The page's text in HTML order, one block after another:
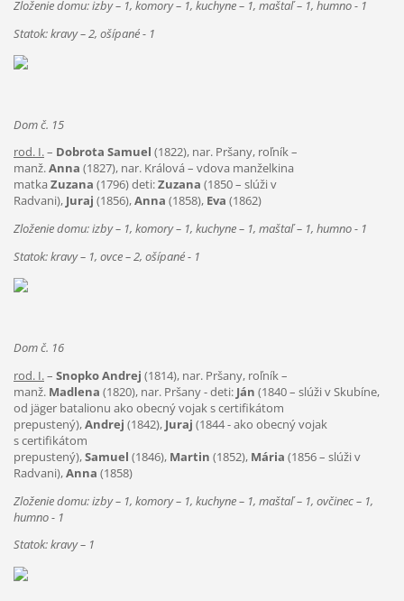
Zloženie domu: izby – 1, komory – 1, kuchyne – 1, maštaľ – 1, humno - 1
Statok: kravy – 2, ošípané - 1
Dom č. 15
rod. I.– Dobrota Samuel (1822), nar. Pršany, roľník –
manž.Anna (1827), nar. Králová – vdova manželkina
matka Zuzana (1796) deti:Zuzana (1850 – slúži v
Radvani), Juraj (1856),Anna (1858), Eva (1862)
Zloženie domu: izby – 1, komory – 1, kuchyne – 1, maštaľ – 1, humno - 1
Statok: kravy – 1, ovce – 2, ošípané - 1
Dom č. 16
rod. I.– Snopko Andrej (1814), nar. Pršany, roľník –
manž. Madlena (1820), nar. Pršany - deti: Ján (1840 – slúži v Skubíne,
od jäger batalionu ako obecný vojak s certifikátom
prepustený),Andrej (1842), Juraj (1844 - ako obecný vojak
s certifikátom
prepustený),Samuel (1846), Martin (1852), Mária (1856 – slúži v
Radvani),Anna (1858)
Zloženie domu: izby – 1, komory – 1, kuchyne – 1, maštaľ – 1, ovčinec – 1,
humno - 1
Statok: kravy – 1